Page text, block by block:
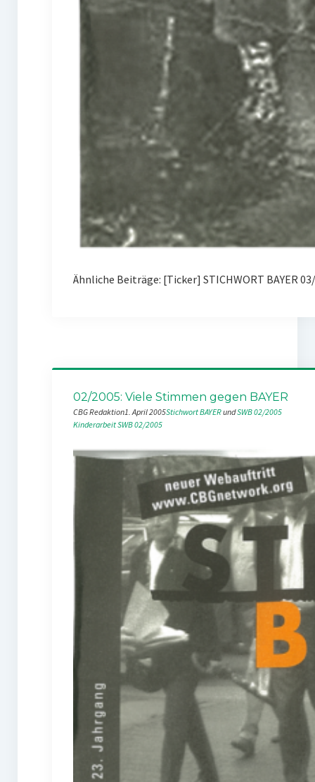
Ähnliche Beiträge: [Ticker] STICHWORT BAYER
02/2005: Viele Stimmen gegen BAYER
CBG Redaktion1. April 2005Stichwort BAYER und SWB 02/2005
KinderarbeitSWB 02/2005